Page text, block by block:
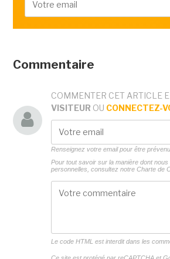
Commentaire
COMMENTER CET ARTICLE
VISITEUR OU CONNECTEZ-
Renseignez votre email pour être
Pour tout savoir sur la manière dont
personnelles, consultez notre Charte de
Le code HTML est interdit dans les